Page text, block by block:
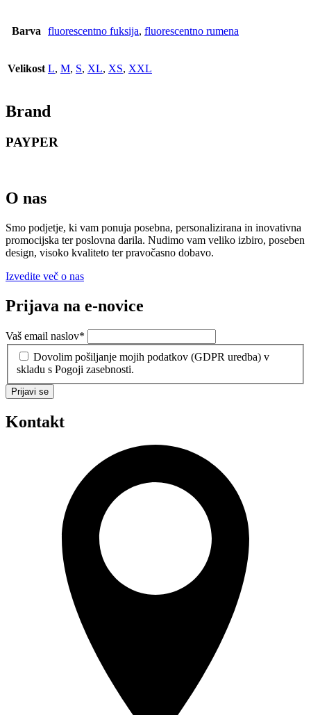
Barva fluorescentno fuksija, fluorescentno rumena
Velikost L, M, S, XL, XS, XXL
Brand
PAYPER
O nas
Smo podjetje, ki vam ponuja posebna, personalizirana in inovativna
promocijska ter poslovna darila. Nudimo vam veliko izbiro, poseben
design, visoko kvaliteto ter pravočasno dobavo.
Izvedite več o nas
Prijava na e-novice
Vaš email naslov*
Dovolim pošiljanje mojih podatkov (GDPR uredba) v
skladu s Pogoji zasebnosti.
Prijavi se
Kontakt